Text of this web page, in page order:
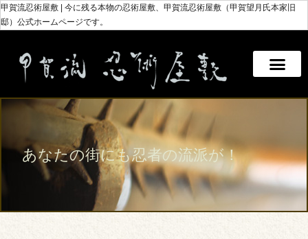
甲賀流忍術屋敷 | 今に残る本物の忍術屋敷、甲賀流忍術屋敷（甲賀望月氏本家旧
邸）公式ホームページです。
あなたの街にも忍者の流派が！